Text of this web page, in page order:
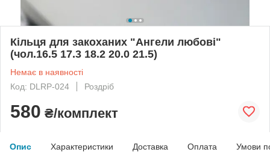
Кільця для закоханих "Ангели любові"
(чол.16.5 17.3 18.2 20.0 21.5)
Немає в наявності
Код: DLRP-024
Роздріб
580 ₴/комплект
Опис Характеристики Доставка Оплата Умови